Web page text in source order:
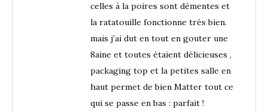
celles à la poires sont démentes et
la ratatouille fonctionne trés bien.
mais j’ai dut en tout en gouter une
8aine et toutes étaient délicieuses ,
packaging top et la petites salle en
haut permet de bien Matter tout ce
qui se passe en bas : parfait !